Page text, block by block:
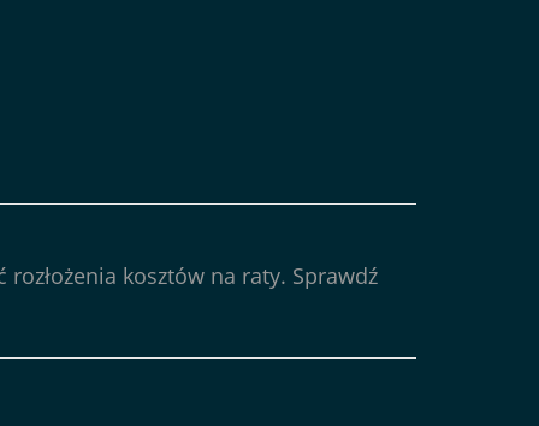
kosztów na raty. Sprawdź